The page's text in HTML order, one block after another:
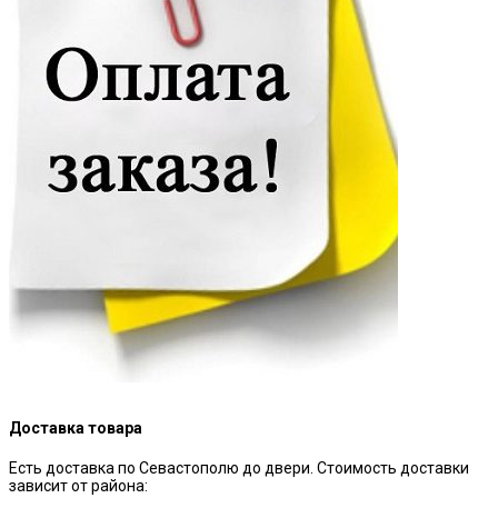
Доставка товара
Есть доставка по Севастополю до двери. Стоимость доставки
зависит от района: